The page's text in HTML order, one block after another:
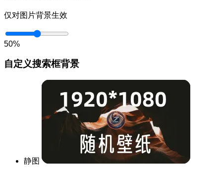
仅对图片背景生效
50%
自定义搜索框背景
静图